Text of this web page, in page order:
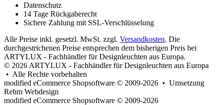
Datenschutz
14 Tage Rückgaberecht
Sichere Zahlung mit SSL-Verschlüsselung
Alle Preise inkl. gesetzl. MwSt. zzgl. Versandkosten. Die
durchgestrichenen Preise entsprechen dem bisherigen Preis bei
ARTYLUX - Fachhändler für Designleuchten aus Europa.
© 2026 ARTYLUX - Fachhändler für Designleuchten aus Europa
• Alle Rechte vorbehalten
modified eCommerce Shopsoftware © 2009-2026 • Umsetzung
Rehm Webdesign
modified eCommerce Shopsoftware © 2009-2026